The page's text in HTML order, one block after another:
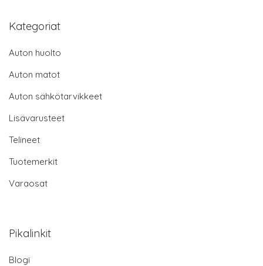
Kategoriat
Auton huolto
Auton matot
Auton sähkötarvikkeet
Lisävarusteet
Telineet
Tuotemerkit
Varaosat
Pikalinkit
Blogi